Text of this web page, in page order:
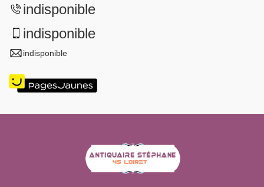
indisponible
indisponible
indisponible